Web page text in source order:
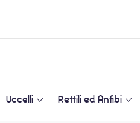
Uccelli Rettili ed Anfibi